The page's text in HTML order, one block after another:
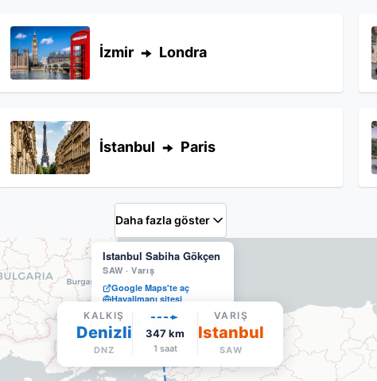
İzmir Londra
İstanbul Paris
Daha fazla göster
Istanbul Sabiha Gökçen
SAW ·Varış
Google Maps'te aç
Havalimanı sitesi
KALKIŞ
Denizli
DNZ
347km
1 saat
VARIŞ
Istanbul
SAW